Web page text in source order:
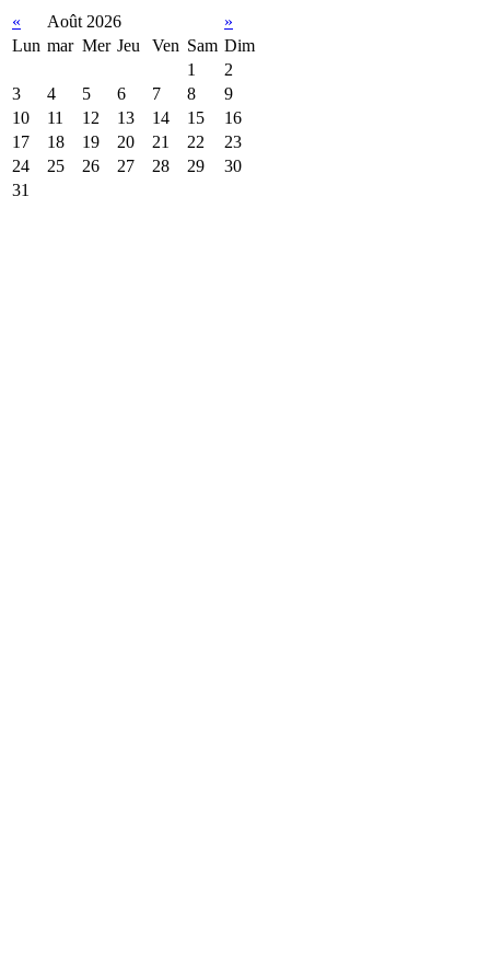
« Août 2026
»
Lun mar Mer Jeu Ven Sam Dim
1
2
3
4 5 6 7 8
9
10
11 12 13 14 15
16
17
18 19 20 21 22
23
24
25 26 27 28 29
30
31